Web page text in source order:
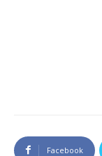
Facebook